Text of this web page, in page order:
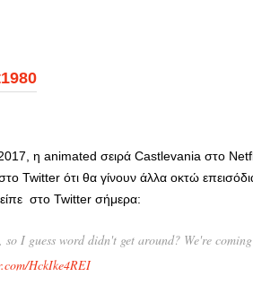
η animated σειρά Castlevania στo
Twitter ότι θα γίνουν άλλα οκτώ
στο Twitter σήμερα:
I guess word didn't get around? We're
HckIke4REI